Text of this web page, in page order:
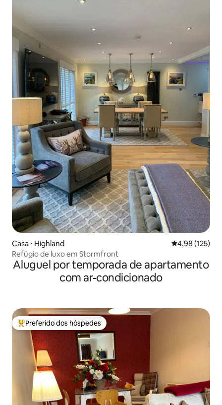
Casa ⋅ Highland 4,98 de uma
4,98 (125)
Refúgio de luxo em Stormfront
Aluguel por temporada de apartamento
com ar-condicionado
Entre os melhores preferidos dos hóspedes
Preferido dos hóspedes